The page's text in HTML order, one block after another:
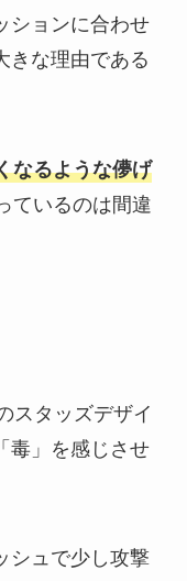
ションに合わせ
きな理由である
なるような儚げ
ているのは間違
スタッズデザイ
毒」を感じさせ
シュで少し攻撃